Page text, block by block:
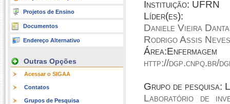
Projetos de Ensino
Documentos
Endereço Alternativo
Outras Opções
Acessar o SIGAA
Contatos
Grupos de Pesquisa
Instituição: UFRN
Líder(es):
Daniele Vieira
Rodrigo Assis
Área:Enfermagem
http://dgp.cnpq.br/
Grupo de pesquisa:
Laboratório de